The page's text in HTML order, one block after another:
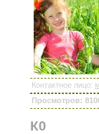
Контактное лицо:
Просмотров:
К0